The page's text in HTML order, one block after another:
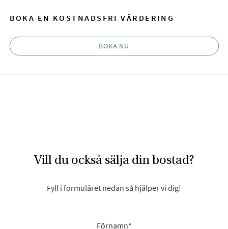
BOKA EN KOSTNADSFRI VÄRDERING
BOKA NU
Vill du också sälja din bostad?
Fyll i formuläret nedan så hjälper vi dig!
Förnamn*